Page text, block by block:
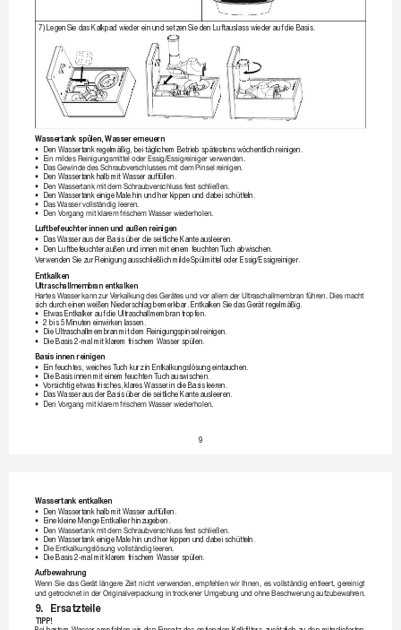
7) Legen Sie das Kalkpad wieder ein und setzen Sie den Luftauslass wieder auf die Basis.
Wassertank spülen, Wasser erneuern
• Den Wassertank regelmäßig, bei täglichem Betrieb spätestens wöchentlich reinigen.
•
EinmildesReinigungsmitteloderEssig/Essigreinigerverwenden.
•
DasGewindedesSchraubverschlussesmitdemPinselreinigen.
•
Den Wassertank halb mit Wasser auffüllen.
•
DenWassertankmitdemSchraubverschlussfestschließen.
•
Den Wassertank einige Male hin und her kippen und dabei schütteln.
•
DasWasservollständigleeren.
•
DenVorgangmitklaremfrischemWasser wiederholen.
Luftbefeuchter innen und außen reinigen
• Das Wasser aus der Basis über die seitliche Kante ausleeren.
•
Den Luftbefeuchter außen und innen mit einem feuchten Tuch abwischen.
Verwenden Sie zur Reinigung ausschließlich milde Spülmittel oder Essig/Essigreiniger.
Entkalken
Ultraschallmembran entkalken
HartesWasserkannzurVerkalkungdesGerätesundvorallemderUltraschallmembranführen.Diesmacht
sich durch einen weißen Niederschlag bemerkbar. Entkalken Sie das Gerät regelmäßig.
•
Etwas Entkalker auf die Ultraschallmembran tropfen.
• 2 bis 5 Minuten einwirken lassen.
• Die Ultraschallmembran mit dem Reinigungspinsel reinigen.
•
Die Basis 2-mal mit klarem frischem Wasser spülen.
Basis innen reinigen
• Ein feuchtes, weiches Tuch kurz in Entkalkungslösung eintauchen.
•
Die Basis innen mit einem feuchten Tuch auswischen.
• Vorsichtig etwas frisches, klares Wasser in die Basis leeren.
•
Das Wasser aus der Basis über die seitliche Kante ausleeren.
•
DenVorgangmitklaremfrischemWasser wiederholen.
9
Wassertank entkalken
• Den Wassertank halb mit Wasser auffüllen.
•
Eine kleine Menge Entkalker hinzugeben.
•
DenWassertankmitdemSchraubverschlussfestschließen.
•
Den Wassertank einige Male hin und her kippen und dabei schütteln.
•
DieEntkalkungslösungvollständigleeren.
•
Die Basis 2-mal mit klarem frischem Wasser spülen.
Aufbewahrung
Wenn Sie das Gerätlängere Zeit nicht verwenden, empfehlen wir Ihnen, es vollständig entleert, gereinigt
undgetrocknetinderOriginalverpackungintrockenerUmgebung undohneBeschwerungaufzubewahren.
9. Ersatzteile
TIPP!